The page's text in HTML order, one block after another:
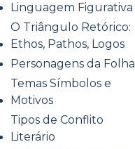
Linguagem Figurativa
O Triângulo Retórico:
Ethos, Pathos, Logos
Personagens da Folha
Temas Símbolos e
Motivos
Tipos de Conflito
Literário